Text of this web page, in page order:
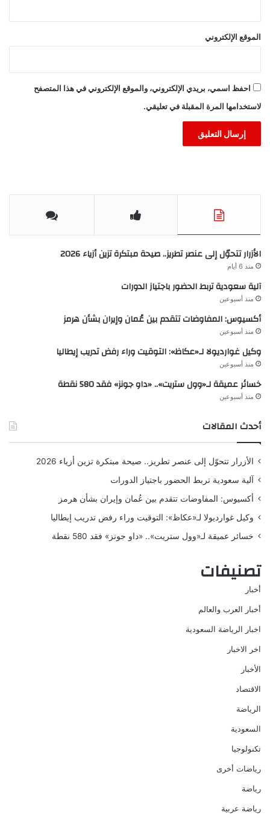
الموقع الإلكتروني
احفظ اسمي، بريدي الإلكتروني، والموقع الإلكتروني في هذا المتصفح
لاستخدامها المرة المقبلة في تعليقي.
الأزرار تتحوّل إلى عنصر تطريز.. صيحة مبتكرة تزين أزياء 2026
منذ 6 أيام
آلية سعودية تربط الحضور باجتياز الدورات
منذ أسبوعين
أكسيوس: المفاوضات تتقدم بين عُمان وإيران بشأن هرمز
منذ أسبوعين
وكيل غوارديولا لـ«عكاظ»: التوقيت وراء رفض تدريب إيطاليا
منذ أسبوعين
خسائر عميقة لـ«وول ستريت».. «داو جونز» فقد 580 نقطة
منذ أسبوعين
أحدث المقالات
الأزرار تتحوّل إلى عنصر تطريز.. صيحة مبتكرة تزين أزياء 2026
آلية سعودية تربط الحضور باجتياز الدورات
أكسيوس: المفاوضات تتقدم بين عُمان وإيران بشأن هرمز
وكيل غوارديولا لـ«عكاظ»: التوقيت وراء رفض تدريب إيطاليا
خسائر عميقة لـ«وول ستريت».. «داو جونز» فقد 580 نقطة
تصنيفات
أخبار
أخبار العرب والعالم
اخبار الرياضة السعودية
اخر الاخبار
الأخبار
الاقتصاد
الرياضة
السعودية
تكنولوجيا
رياضات أخرى
رياضة
رياضة عربية